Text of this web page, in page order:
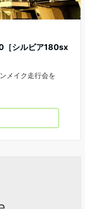
［シルビア180sx
メイク走行会を